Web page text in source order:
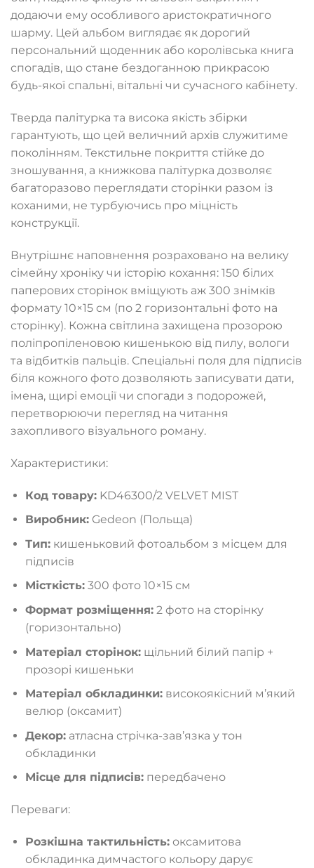
додаючи ему особливого аристократичного
шарму. Цей альбом виглядає як дорогий
персональний щоденник або королівська книга
спогадів, що стане бездоганною прикрасою
будь-якої спальні, вітальні чи сучасного кабінету.
Тверда палітурка та висока якість збірки
гарантують, що цей величний архів служитиме
поколінням. Текстильне покриття стійке до
зношування, а книжкова палітурка дозволяє
багаторазово переглядати сторінки разом із
коханими, не турбуючись про міцність
конструкції.
Внутрішнє наповнення розраховано на велику
сімейну хроніку чи історію кохання: 150 білих
паперових сторінок вміщують аж 300 знімків
формату 10×15 см (по 2 горизонтальні фото на
сторінку). Кожна світлина захищена прозорою
поліпропіленовою кишенькою від пилу, вологи
та відбитків пальців. Спеціальні поля для підписів
біля кожного фото дозволяють записувати дати,
імена, щирі емоції чи спогади з подорожей,
перетворюючи перегляд на читання
захопливого візуального роману.
Характеристики:
Код товару:KD46300/2 VELVET MIST
Виробник:Gedeon (Польща)
Тип:кишеньковий фотоальбом з місцем для
підписів
Місткість:300 фото 10×15 см
Формат розміщення:2 фото на сторінку
(горизонтально)
Матеріал сторінок:щільний білий папір +
прозорі кишеньки
Матеріал обкладинки:високоякісний м’який
велюр (оксамит)
Декор:атласна стрічка-зав’язка у тон
обкладинки
Місце для підписів:передбачено
Переваги:
Розкішна тактильність:оксамитова
обкладинка димчастого кольору дарує